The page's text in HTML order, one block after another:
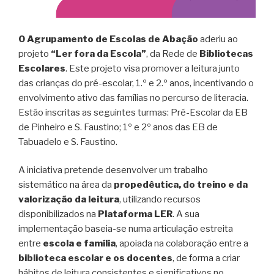
O Agrupamento de Escolas de Abação aderiu ao
projeto “Ler fora da Escola”, da Rede de Bibliotecas
Escolares. Este projeto visa promover a leitura junto
das crianças do pré-escolar, 1.º e 2.º anos, incentivando o
envolvimento ativo das famílias no percurso de literacia.
Estão inscritas as seguintes turmas: Pré-Escolar da EB
de Pinheiro e S. Faustino; 1º e 2º anos das EB de
Tabuadelo e S. Faustino.
A iniciativa pretende desenvolver um trabalho
sistemático na área da propedêutica, do treino e da
valorização da leitura, utilizando recursos
disponibilizados na Plataforma LER. A sua
implementação baseia-se numa articulação estreita
entre escola e família, apoiada na colaboração entre a
biblioteca escolar e os docentes, de forma a criar